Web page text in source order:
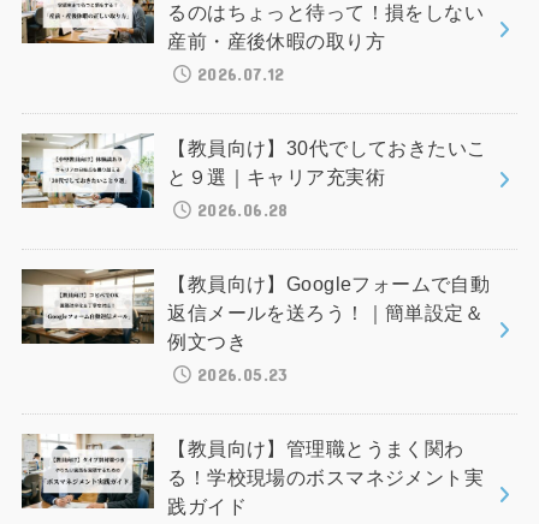
るのはちょっと待って！損をしない
産前・産後休暇の取り方
2026.07.12
【教員向け】30代でしておきたいこ
と９選｜キャリア充実術
2026.06.28
【教員向け】Googleフォームで自動
返信メールを送ろう！｜簡単設定＆
例文つき
2026.05.23
【教員向け】管理職とうまく関わ
る！学校現場のボスマネジメント実
践ガイド